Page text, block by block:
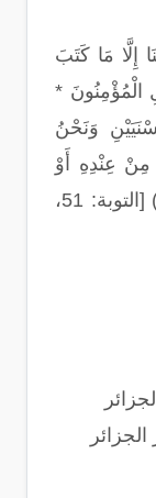
إِلَّا مَا كَتَبَ
الْمُؤْمِنُونَ *
وَنَحْنُ
مِنْ عِنْدِهِ أَوْ
بِأَيْدِينَا فَتَرَبَّصُوا إِنَّا مَعَكُمْ مُتَرَبِّصُونَ)) [التوبة: 51،